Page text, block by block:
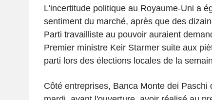
L'incertitude politique au Royaume-Uni a
sentiment du marché, après que des
Parti travailliste au pouvoir auraient
Premier ministre Keir Starmer suite aux
parti lors des élections locales de la
Côté entreprises, Banca Monte dei Paschi